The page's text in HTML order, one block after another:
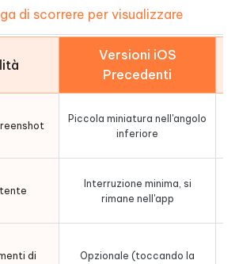
di scorrere per visualizzare
Versioni iOS
Precedenti
Piccola miniatura nell'angolo
inferiore
Interruzione minima, si
rimane nell'app
di
Opzionale (toccando la